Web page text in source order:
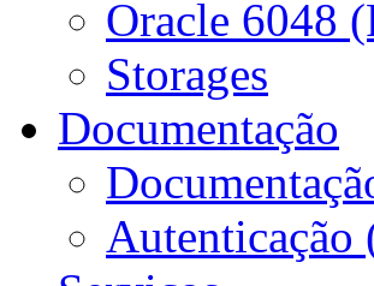
Oracle 6048
Storages
Documentação
Autenticação